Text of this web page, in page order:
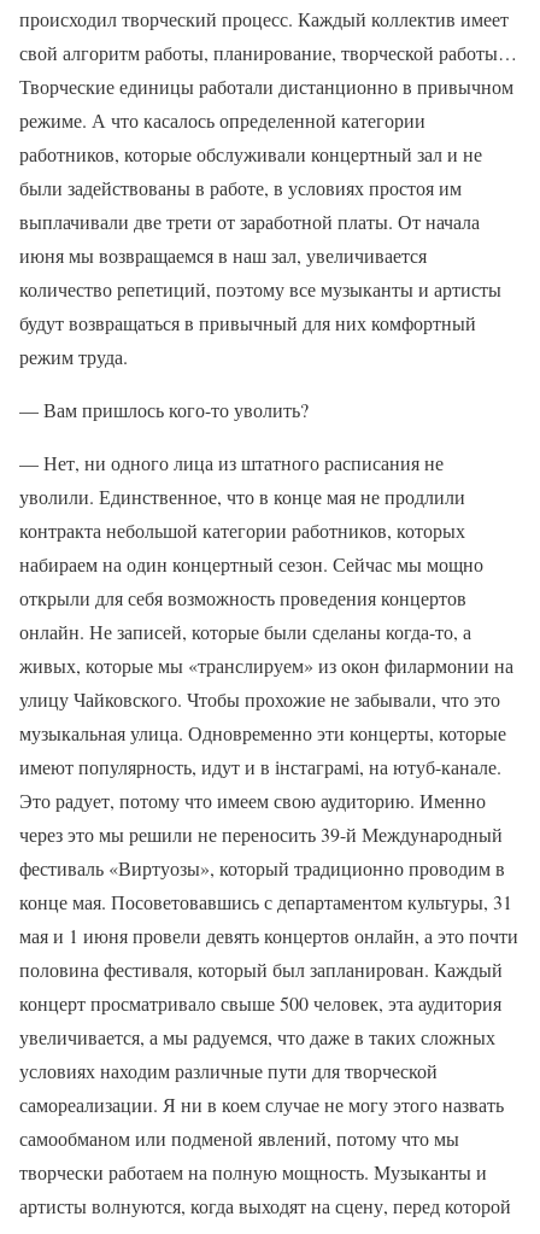
происходил творческий процесс. Каждый коллектив имеет
свой алгоритм работы, планирование, творческой работы…
Творческие единицы работали дистанционно в привычном
режиме. А что касалось определенной категории
работников, которые обслуживали концертный зал и не
были задействованы в работе, в условиях простоя им
выплачивали две трети от заработной платы. От начала
июня мы возвращаемся в наш зал, увеличивается
количество репетиций, поэтому все музыканты и артисты
будут возвращаться в привычный для них комфортный
режим труда.
— Вам пришлось кого-то уволить?
— Нет, ни одного лица из штатного расписания не
уволили. Единственное, что в конце мая не продлили
контракта небольшой категории работников, которых
набираем на один концертный сезон. Сейчас мы мощно
открыли для себя возможность проведения концертов
онлайн. Не записей, которые были сделаны когда-то, а
живых, которые мы «транслируем» из окон филармонии на
улицу Чайковского. Чтобы прохожие не забывали, что это
музыкальная улица. Одновременно эти концерты, которые
имеют популярность, идут и в інстаграмі, на ютуб-канале.
Это радует, потому что имеем свою аудиторию. Именно
через это мы решили не переносить 39-й Международный
фестиваль «Виртуозы», который традиционно проводим в
конце мая. Посоветовавшись с департаментом культуры, 31
мая и 1 июня провели девять концертов онлайн, а это почти
половина фестиваля, который был запланирован. Каждый
концерт просматривало свыше 500 человек, эта аудитория
увеличивается, а мы радуемся, что даже в таких сложных
условиях находим различные пути для творческой
самореализации. Я ни в коем случае не могу этого назвать
самообманом или подменой явлений, потому что мы
творчески работаем на полную мощность. Музыканты и
артисты волнуются, когда выходят на сцену, перед которой